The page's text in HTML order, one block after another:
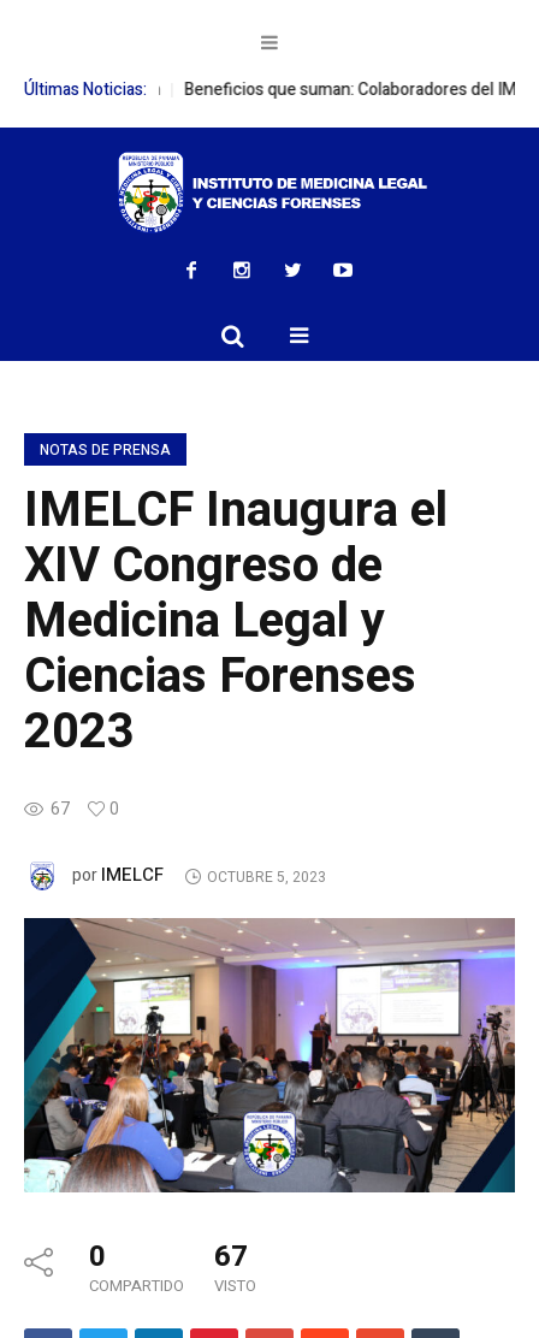
Últimas Noticias:Beneficios que suman: Colaboradores del IMELCF
NOTAS DE PRENSA
IMELCF Inaugura el
XIV Congreso de
Medicina Legal y
Ciencias Forenses
2023
67 0
porIMELCF OCTUBRE 5, 2023
0
COMPARTIDO
67
VISTO